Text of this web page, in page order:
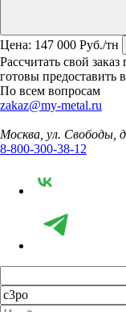
Цена: 147 000 Руб./тн
Рассчитать свой
готовы
По всем вопросам
zakaz@my-metal.ru
Москва, ул. Свободы,
8-800-300-38-12